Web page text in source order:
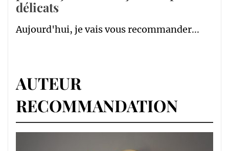
délicats
Aujourd'hui, je vais vous recommander...
AUTEUR
RECOMMANDATION